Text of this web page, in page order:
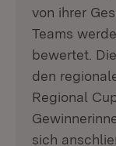
von ihrer
Teams
bewertet.
den
Regional
sich